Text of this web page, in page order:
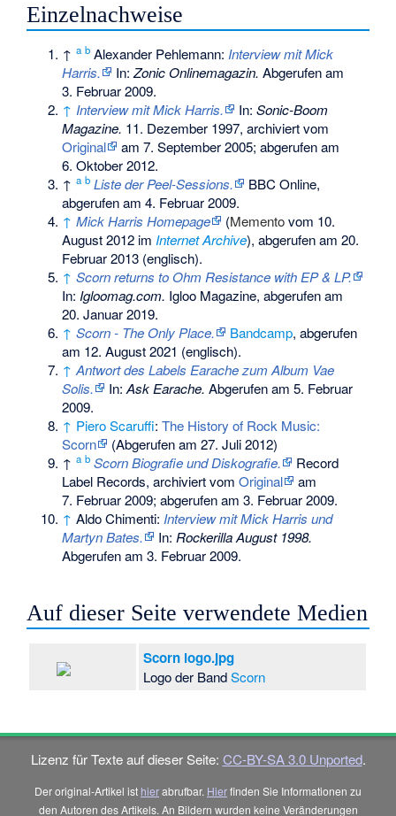
Einzelnachweise
↑a b Alexander Pehlemann: Interview mit Mick
Harris.
In:Zonic Onlinemagazin. Abgerufen am
3. Februar 2009.
↑ Interview mit Mick Harris. In:Sonic-Boom
Magazine. 11. Dezember 1997, archiviert vom
Original
am7. September 2005; abgerufen am
6. Oktober 2012.
↑a b Liste der Peel-Sessions.
BBC Online,
abgerufen am 4. Februar 2009.
↑ Mick Harris Homepage (Mementovom 10.
August 2012 im Internet Archive), abgerufen am 20.
Februar 2013 (englisch).
↑ Scorn returns to Ohm Resistance with EP & LP.
In: Igloomag.com. Igloo Magazine, abgerufen am
20. Januar 2019.
↑ Scorn - The Only Place. Bandcamp, abgerufen
am 12. August 2021 (englisch).
↑ Antwort des Labels Earache zum Album Vae
Solis. In:Ask Earache. Abgerufen am 5. Februar
2009.
↑ Piero Scaruffi:The History of Rock Music:
Scorn
(Abgerufen am 27. Juli 2012)
↑a b Scorn Biografie und Diskografie.
Record
Label Records, archiviert vomOriginal
am
7. Februar 2009; abgerufen am 3. Februar 2009.
↑ Aldo Chimenti: Interview mit Mick Harris und
Martyn Bates.
In: Rockerilla August 1998.
Abgerufen am 3. Februar 2009.
Auf dieser Seite verwendete Medien
Scorn logo.jpg
Logo der BandScorn
Lizenz für Texte auf dieser Seite: CC-BY-SA 3.0 Unported.
Der original-Artikel ist hierabrufbar. Hierfinden Sie Informationen zu
den Autoren des Artikels. An Bildern wurden keine Veränderungen